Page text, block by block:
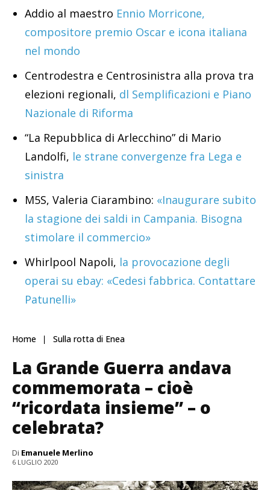
Addio al maestro Ennio Morricone,
compositore premio Oscar e icona italiana
nel mondo
Centrodestra e Centrosinistra alla prova tra
elezioni regionali, dl Semplificazioni e Piano
Nazionale di Riforma
“La Repubblica di Arlecchino” di Mario
Landolfi, le strane convergenze fra Lega e
sinistra
M5S, Valeria Ciarambino: «Inaugurare subito
la stagione dei saldi in Campania. Bisogna
stimolare il commercio»
Whirlpool Napoli, la provocazione degli
operai su ebay: «Cedesi fabbrica. Contattare
Patunelli»
Home Sulla rotta di Enea
La Grande Guerra andava
commemorata – cioè
“ricordata insieme” – o
celebrata?
Di Emanuele Merlino
6 LUGLIO 2020